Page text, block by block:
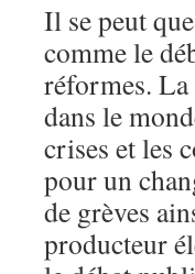
Il se peut
comme le
réformes. La
dans le
crises et les
pour un
de grèves
producteur